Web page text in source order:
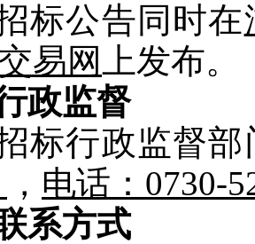
标公告同时在
易网
上发布。
政监督
标行政监督部
， 电话： 0730-
系方式